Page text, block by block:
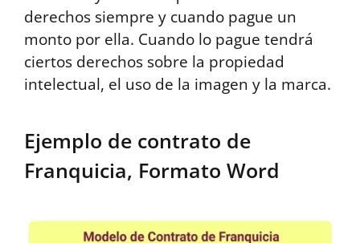
derechos siempre y cuando pague un
monto por ella. Cuando lo pague tendrá
ciertos derechos sobre la propiedad
intelectual, el uso de la imagen y la marca.
Ejemplo de contrato de
Franquicia, Formato Word